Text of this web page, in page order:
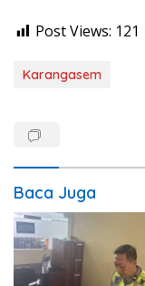
Post Views: 121
Karangasem
Baca Juga